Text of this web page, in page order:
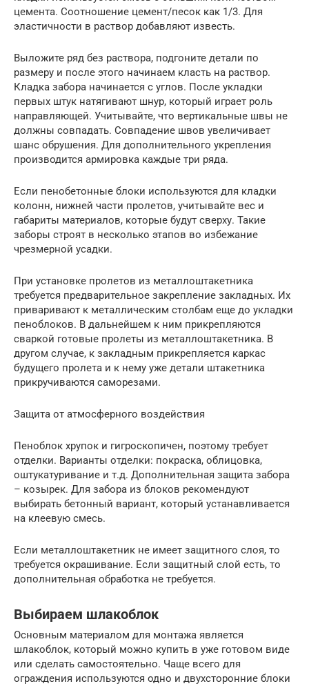
цемента. Соотношение цемент/песок как 1/3. Для
эластичности в раствор добавляют известь.
Выложите ряд без раствора, подгоните детали по
размеру и после этого начинаем класть на раствор.
Кладка забора начинается с углов. После укладки
первых штук натягивают шнур, который играет роль
направляющей. Учитывайте, что вертикальные швы не
должны совпадать. Совпадение швов увеличивает
шанс обрушения. Для дополнительного укрепления
производится армировка каждые три ряда.
Если пенобетонные блоки используются для кладки
колонн, нижней части пролетов, учитывайте вес и
габариты материалов, которые будут сверху. Такие
заборы строят в несколько этапов во избежание
чрезмерной усадки.
При установке пролетов из металлоштакетника
требуется предварительное закрепление закладных. Их
приваривают к металлическим столбам еще до укладки
пеноблоков. В дальнейшем к ним прикрепляются
сваркой готовые пролеты из металлоштакетника. В
другом случае, к закладным прикрепляется каркас
будущего пролета и к нему уже детали штакетника
прикручиваются саморезами.
Защита от атмосферного воздействия
Пеноблок хрупок и гигроскопичен, поэтому требует
отделки. Варианты отделки: покраска, облицовка,
оштукатуривание и т.д. Дополнительная защита забора
– козырек. Для забора из блоков рекомендуют
выбирать бетонный вариант, который устанавливается
на клеевую смесь.
Если металлоштакетник не имеет защитного слоя, то
требуется окрашивание. Если защитный слой есть, то
дополнительная обработка не требуется.
Выбираем шлакоблок
Основным материалом для монтажа является
шлакоблок, который можно купить в уже готовом виде
или сделать самостоятельно. Чаще всего для
ограждения используются одно и двухсторонние блоки